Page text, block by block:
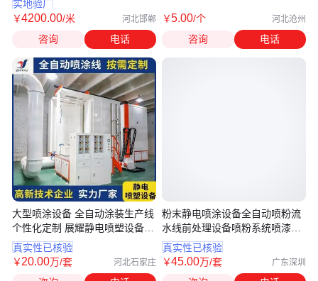
实地验厂
￥4200.00/米 河北邯郸
咨询 电话
大型喷涂设备 全自动涂装生产线
个性化定制 展耀静电喷塑设备
喷塑
真实性已核验
￥20.00万/套 河北石家庄
￥5.00/个 河北沧州
咨询 电话
粉末静电喷涂设备全自动喷粉流
水线前处理设备喷粉系统喷漆设
备
真实性已核验
￥45.00万/套 广东深圳